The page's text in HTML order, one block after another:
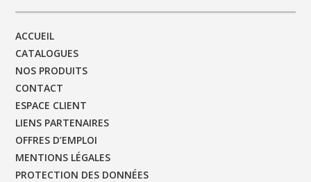
ACCUEIL
CATALOGUES
NOS PRODUITS
CONTACT
ESPACE CLIENT
LIENS PARTENAIRES
OFFRES D’EMPLOI
MENTIONS LÉGALES
PROTECTION DES DONNÉES